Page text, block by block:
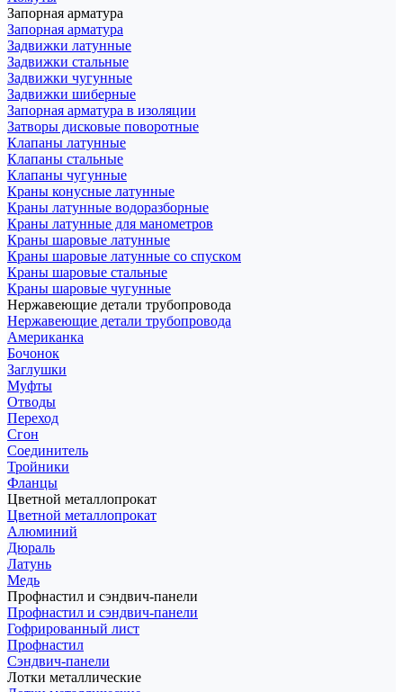
Запорная арматура
Запорная арматура
Задвижки латунные
Задвижки стальные
Задвижки чугунные
Задвижки шиберные
Запорная арматура в изоляции
Затворы дисковые поворотные
Клапаны латунные
Клапаны стальные
Клапаны чугунные
Краны конусные латунные
Краны латунные водоразборные
Краны латунные для манометров
Краны шаровые латунные
Краны шаровые латунные со спуском
Краны шаровые стальные
Краны шаровые чугунные
Нержавеющие детали трубопровода
Нержавеющие детали трубопровода
Американка
Бочонок
Заглушки
Муфты
Отводы
Переход
Сгон
Соединитель
Тройники
Фланцы
Цветной металлопрокат
Цветной металлопрокат
Алюминий
Дюраль
Латунь
Медь
Профнастил и сэндвич-панели
Профнастил и сэндвич-панели
Гофрированный лист
Профнастил
Сэндвич-панели
Лотки металлические